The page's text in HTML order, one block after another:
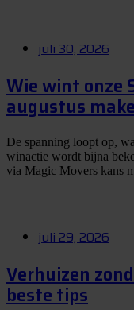
juli 30, 2026
Wie wint onze
augustus
De spanning loopt op,
winactie wordt bijna
via Magic Movers kans
juli 29, 2026
Verhuizen
beste tips